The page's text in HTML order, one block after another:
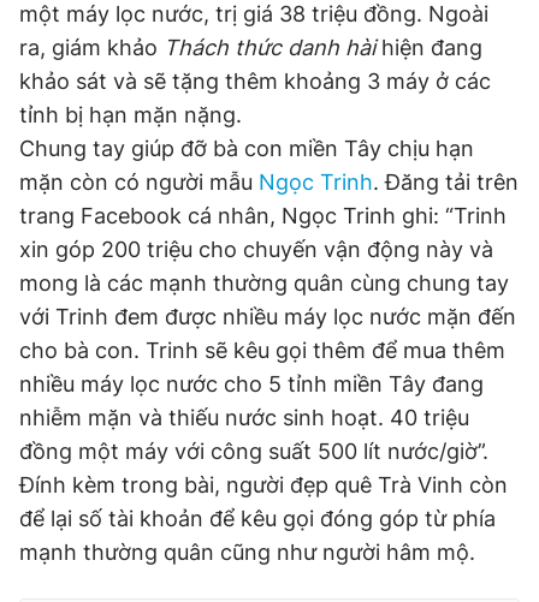
một máy lọc nước, trị giá 38 triệu đồng. Ngoài
ra, giám khảo Thách thức danh hàihiện đang
khảo sát và sẽ tặng thêm khoảng 3 máy ở các
tỉnh bị hạn mặn nặng.
Chung tay giúp đỡ bà con miền Tây chịu hạn
mặn còn có người mẫu Ngọc Trinh. Đăng tải trên
trang Facebook cá nhân, Ngọc Trinh ghi: “Trinh
xin góp 200 triệu cho chuyến vận động này và
mong là các mạnh thường quân cùng chung tay
với Trinh đem được nhiều máy lọc nước mặn đến
cho bà con. Trinh sẽ kêu gọi thêm để mua thêm
nhiều máy lọc nước cho 5 tỉnh miền Tây đang
nhiễm mặn và thiếu nước sinh hoạt. 40 triệu
đồng một máy với công suất 500 lít nước/giờ”.
Đính kèm trong bài, người đẹp quê Trà Vinh còn
để lại số tài khoản để kêu gọi đóng góp từ phía
mạnh thường quân cũng như người hâm mộ.